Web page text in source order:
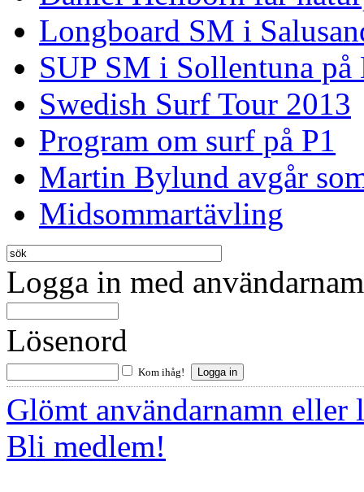
Longboard SM i
SUP SM i Sollentuna på
Swedish Surf Tour 2013
Program om surf på P1
Martin Bylund avgår
Midsommartävling
Logga in med
Lösenord
Kom ihåg!
Glömt användarnamn eller
Bli medlem!